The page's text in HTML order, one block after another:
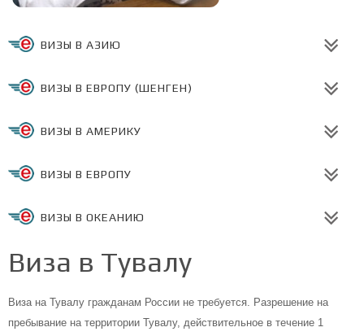
ВИЗЫ В АЗИЮ
ВИЗЫ В ЕВРОПУ (ШЕНГЕН)
ВИЗЫ В АМЕРИКУ
ВИЗЫ В ЕВРОПУ
ВИЗЫ В ОКЕАНИЮ
Виза в Тувалу
Виза на Тувалу гражданам России не требуется. Разрешение на
пребывание на территории Тувалу, действительное в течение 1